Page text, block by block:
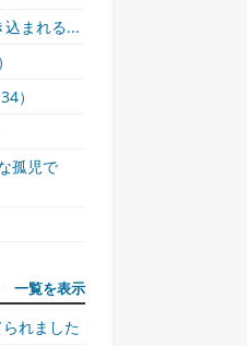
まれる...
）
孤児で
一覧を表示
れました